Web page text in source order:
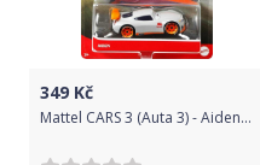
349 Kč
Mattel CARS 3 (Auta 3) - Aiden Nr. 003